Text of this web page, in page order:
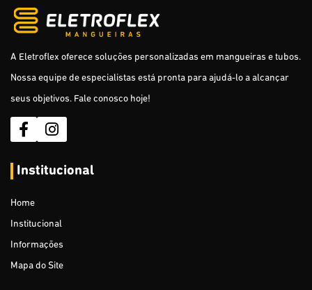
Eletroduto Roscável PVC Antichama
Puxa Fio - Leve e Reforçado com Alma de Aço
Tubos Isoladores para Cerca Elétrica Rural
Mangueira de Jardim (sólidas)
Mangueira de Jardim (dupla camada e trama de nylon)
Mangueira Multiuso (para Gás)
Mangueira para Ar e Água
Mangueira Cristal
A Eletroflex oferece soluções personalizadas em mangueiras e tubos.
Nossa equipe de especialistas está pronta para ajudá-lo a alcançar
seus objetivos. Fale conosco hoje!
Institucional
Home
Institucional
Informações
Mapa do Site